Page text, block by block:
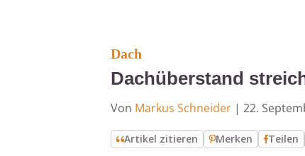
Dach
Dachüberstand
Von Markus Schneider | 22.
Artikel zitieren Merken Teilen